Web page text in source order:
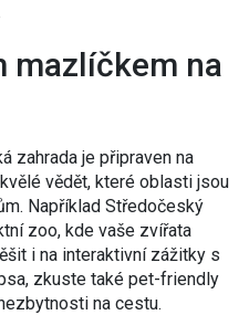
mazlíčkem na
zahrada je připraven na
vědět, které oblasti jsou
Například Středočeský
zoo, kde vaše zvířata
i na interaktivní zážitky s
zkuste také pet-friendly
na cestu.